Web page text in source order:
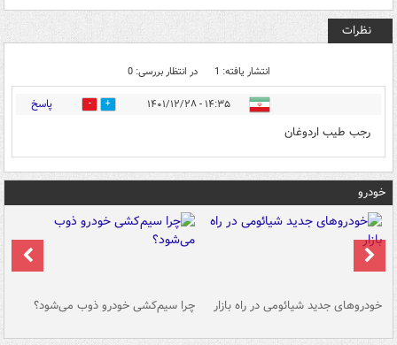
نظرات
انتشار یافته: 1 در انتظار بررسی: 0
۱۴:۳۵ - ۱۴۰۱/۱۲/۲۸ 4 پاسخ
رجب طیب اردوغان
خودرو
خودروهای جدید شیائومی در راه بازار چرا سیم‌کشی خودرو ذوب می‌شود؟